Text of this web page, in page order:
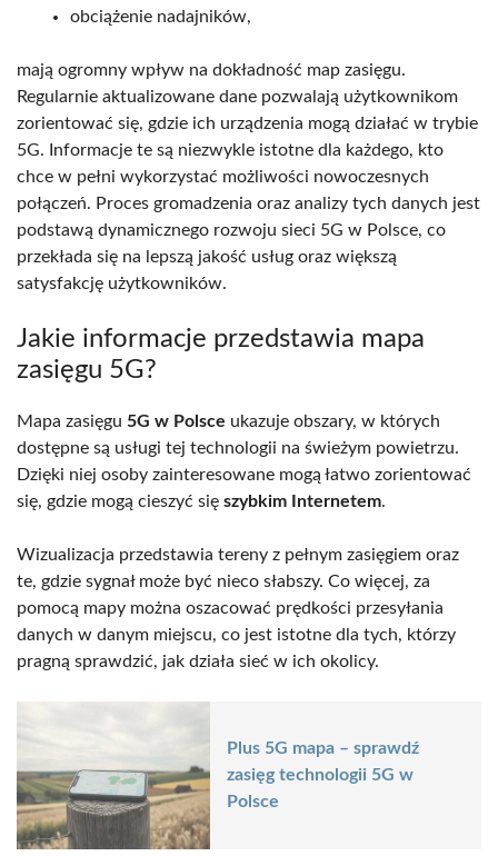
obciążenie nadajników,
mają ogromny wpływ na dokładność map zasięgu.
Regularnie aktualizowane dane pozwalają użytkownikom
zorientować się, gdzie ich urządzenia mogą działać w trybie
5G. Informacje te są niezwykle istotne dla każdego, kto
chce w pełni wykorzystać możliwości nowoczesnych
połączeń. Proces gromadzenia oraz analizy tych danych jest
podstawą dynamicznego rozwoju sieci 5G w Polsce, co
przekłada się na lepszą jakość usług oraz większą
satysfakcję użytkowników.
Jakie informacje przedstawia mapa
zasięgu 5G?
Mapa zasięgu 5G w Polsce ukazuje obszary, w których
dostępne są usługi tej technologii na świeżym powietrzu.
Dzięki niej osoby zainteresowane mogą łatwo zorientować
się, gdzie mogą cieszyć się szybkim Internetem.
Wizualizacja przedstawia tereny z pełnym zasięgiem oraz
te, gdzie sygnał może być nieco słabszy. Co więcej, za
pomocą mapy można oszacować prędkości przesyłania
danych w danym miejscu, co jest istotne dla tych, którzy
pragną sprawdzić, jak działa sieć w ich okolicy.
Plus 5G mapa – sprawdź
zasięg technologii 5G w
Polsce